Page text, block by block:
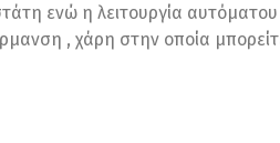
ενώ η λειτουργία αυτόματου
, χάρη στην οποία